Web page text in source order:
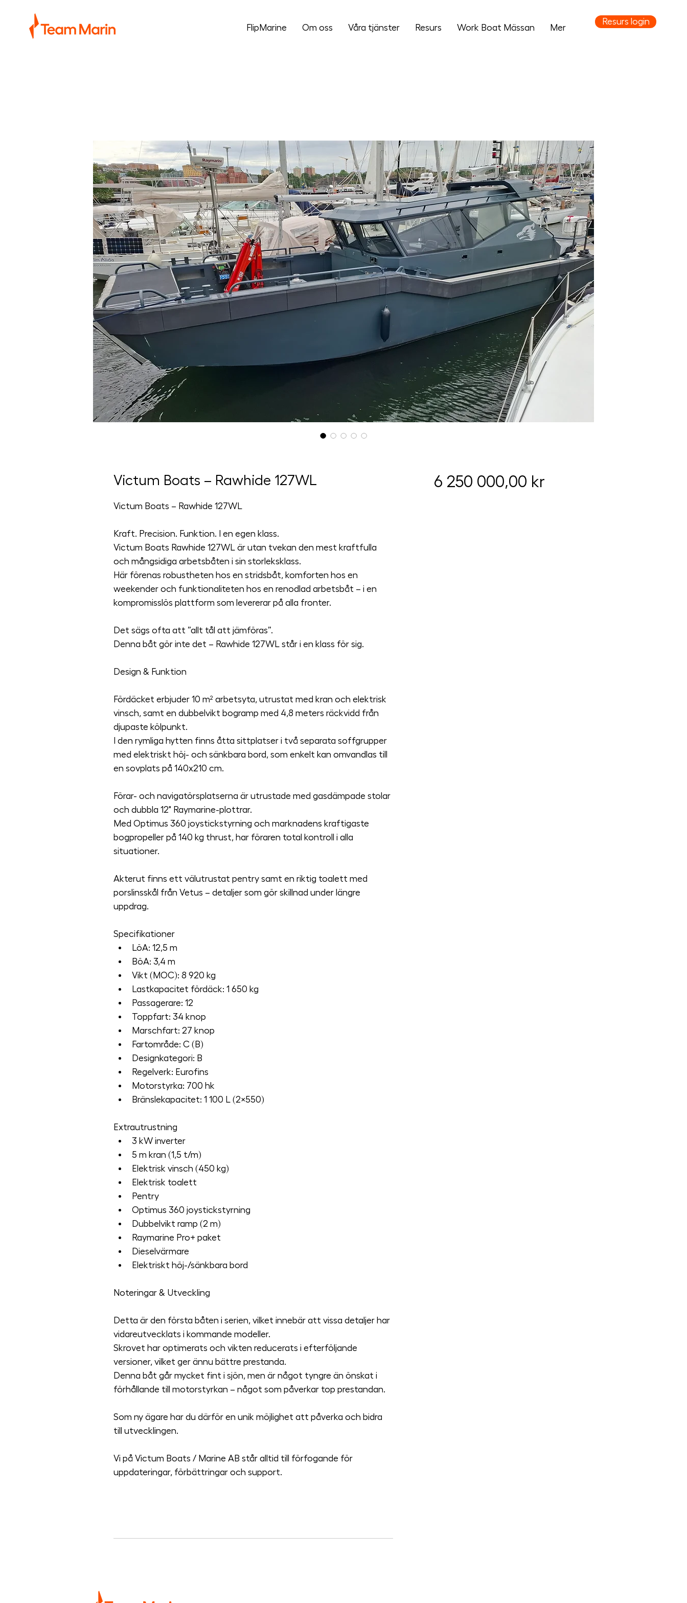
Resurs login
FlipMarine Om oss Våra tjänster Resurs Work Boat Mässan Mer
Victum Boats – Rawhide 127WL
Victum Boats – Rawhide 127WL
Kraft. Precision. Funktion. I en egen klass.
Victum Boats Rawhide 127WL är utan tvekan den mest kraftfulla
och mångsidiga arbetsbåten i sin storleksklass.
Här förenas robustheten hos en stridsbåt, komforten hos en
weekender och funktionaliteten hos en renodlad arbetsbåt – i en
kompromisslös plattform som levererar på alla fronter.
Det sägs ofta att ”allt tål att jämföras”.
Denna båt gör inte det – Rawhide 127WL står i en klass för sig.
Design & Funktion
Fördäcket erbjuder 10 m² arbetsyta, utrustat med kran och elektrisk
vinsch, samt en dubbelvikt bogramp med 4,8 meters räckvidd från
djupaste kölpunkt.
I den rymliga hytten finns åtta sittplatser i två separata soffgrupper
med elektriskt höj- och sänkbara bord, som enkelt kan omvandlas till
en sovplats på 140x210 cm.
Förar- och navigatörsplatserna är utrustade med gasdämpade stolar
och dubbla 12" Raymarine-plottrar.
Med Optimus 360 joystickstyrning och marknadens kraftigaste
bogpropeller på 140 kg thrust, har föraren total kontroll i alla
situationer.
Akterut finns ett välutrustat pentry samt en riktig toalett med
porslinsskål från Vetus – detaljer som gör skillnad under längre
uppdrag.
Specifikationer
LöA: 12,5 m
BöA: 3,4 m
Vikt (MOC): 8 920 kg
Lastkapacitet fördäck: 1 650 kg
Passagerare: 12
Toppfart: 34 knop
Marschfart: 27 knop
Fartområde: C (B)
Designkategori: B
Regelverk: Eurofins
Motorstyrka: 700 hk
Bränslekapacitet: 1 100 L (2×550)
Extrautrustning
3 kW inverter
5 m kran (1,5 t/m)
Elektrisk vinsch (450 kg)
Elektrisk toalett
Pentry
Optimus 360 joystickstyrning
Dubbelvikt ramp (2 m)
Raymarine Pro+ paket
Dieselvärmare
Elektriskt höj-/sänkbara bord
Noteringar & Utveckling
Detta är den första båten i serien, vilket innebär att vissa detaljer har
vidareutvecklats i kommande modeller.
Skrovet har optimerats och vikten reducerats i efterföljande
versioner, vilket ger ännu bättre prestanda.
Denna båt går mycket fint i sjön, men är något tyngre än önskat i
förhållande till motorstyrkan – något som påverkar top prestandan.
Som ny ägare har du därför en unik möjlighet att påverka och bidra
till utvecklingen.
Vi på Victum Boats / Marine AB står alltid till förfogande för
uppdateringar, förbättringar och support.
6 250 000,00 krPris